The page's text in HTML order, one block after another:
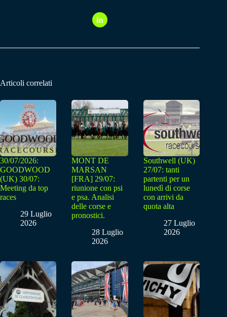
Articoli correlati
30/07/2026:
GOODWOOD
(UK) 30/07:
Meeting da top
races
29 Luglio
2026
MONT DE
MARSAN
[FRA] 29/07:
riunione con psi
e psa. Analisi
delle corse e
pronostici.
28 Luglio
2026
Southwell (UK)
27/07: tanti
partenti per un
lunedì di corse
con arrivi da
quota alta
27 Luglio
2026